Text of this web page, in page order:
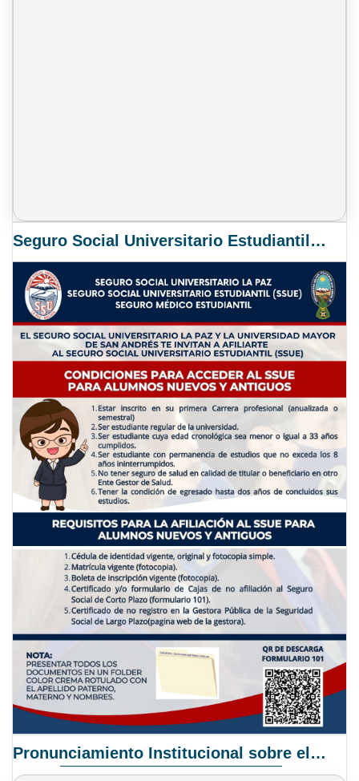
Seguro Social Universitario Estudiantil SSUE
Pronunciamiento Institucional sobre el Proyecto de Ley N° 068/2025-2026 C.S.